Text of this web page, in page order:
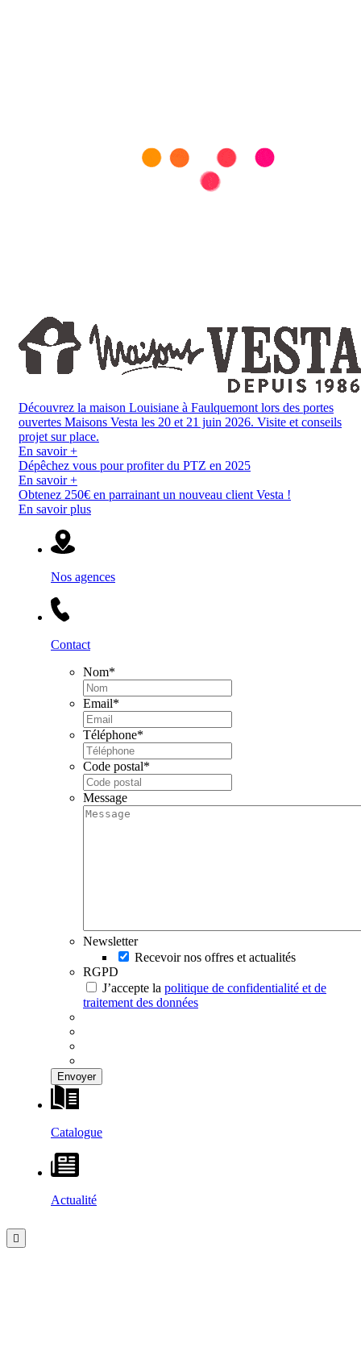
Découvrez la maison Louisiane à Faulquemont lors des portes
ouvertes Maisons Vesta les 20 et 21 juin 2026. Visite et conseils
projet sur place.
En savoir +
Dépêchez vous pour profiter du PTZ en 2025
En savoir +
Obtenez 250€ en parrainant un nouveau client Vesta !
En savoir plus
Nos agences
Contact
Nom*
Email*
Téléphone*
Code postal*
Message
Newsletter
Recevoir nos offres et actualités
RGPD
J’accepte la politique de confidentialité et de
traitement des données
Catalogue
Actualité